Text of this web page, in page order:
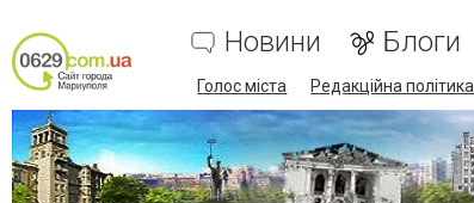
Новини Блоги
Голос міста Редакційна політика